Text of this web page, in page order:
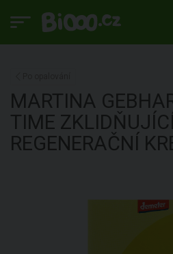
MARTINA
TIME ZKLIDŇUJÍCÍ
REGENERAČNÍ